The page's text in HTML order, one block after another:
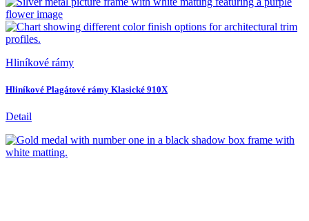
Hliníkové rámy
Hliníkové Plagátové rámy Klasické 910X
Detail